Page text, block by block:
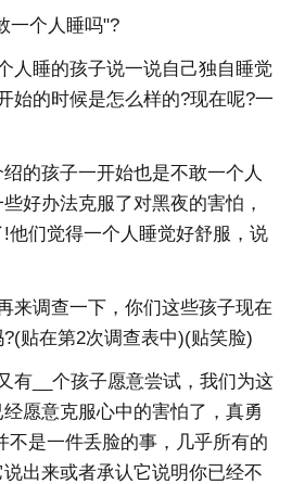
一个人睡吗"?
人睡的孩子说一说自己独自睡觉
始的时候是怎么样的?现在呢?一
的孩子一开始也是不敢一个人
好办法克服了对黑夜的害怕，
他们觉得一个人睡觉好舒服，说
来调查一下，你们这些孩子现在
贴在第2次调查表中)(贴笑脸)
有__个孩子愿意尝试，我们为这
愿意克服心中的害怕了，真勇
不是一件丢脸的事，几乎所有的
出来或者承认它说明你已经不